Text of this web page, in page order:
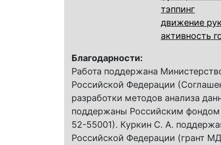
тэппинг
движение
активность
Благодарности:
Работа поддержана
Российской Федерации
разработки методов анализа
поддержаны Российским фондом
52-55001). Куркин С. А.
Российской Федерации (грант